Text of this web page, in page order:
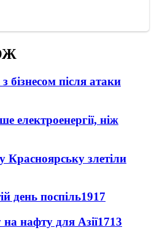
бізнесом після атаки
електроенергії, ніж
Красноярську злетіли
день поспіль1917
нафту для Азії1713